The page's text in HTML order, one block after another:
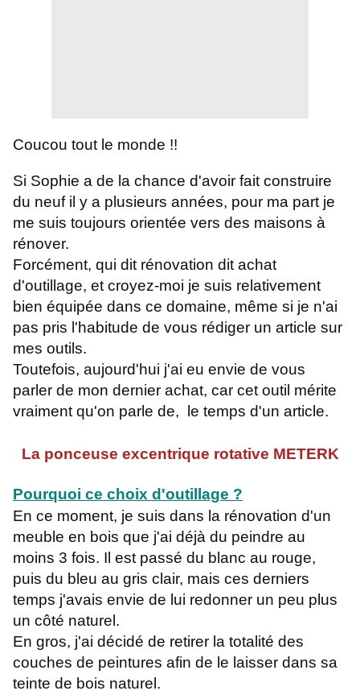
Coucou tout le monde !!
Si Sophie a de la chance d'avoir fait construire
du neuf il y a plusieurs années, pour ma part je
me suis toujours orientée vers des maisons à
rénover.
Forcément, qui dit rénovation dit achat
d'outillage, et croyez-moi je suis relativement
bien équipée dans ce domaine, même si je n'ai
pas pris l'habitude de vous rédiger un article sur
mes outils.
Toutefois, aujourd'hui j'ai eu envie de vous
parler de mon dernier achat, car cet outil mérite
vraiment qu'on parle de, le temps d'un article.
La ponceuse excentrique rotative METERK
Pourquoi ce choix d'outillage ?
En ce moment, je suis dans la rénovation d'un
meuble en bois que j'ai déjà du peindre au
moins 3 fois. Il est passé du blanc au rouge,
puis du bleu au gris clair, mais ces derniers
temps j'avais envie de lui redonner un peu plus
un côté naturel.
En gros, j'ai décidé de retirer la totalité des
couches de peintures afin de le laisser dans sa
teinte de bois naturel.